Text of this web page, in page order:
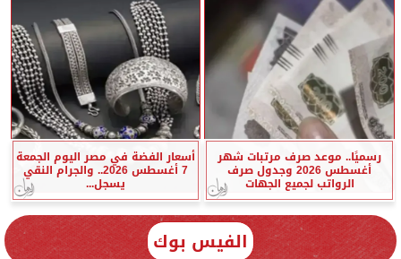
رسميًا.. موعد صرف مرتبات شهر
أغسطس 2026 وجدول صرف
الرواتب لجميع الجهات
أسعار الفضة في مصر اليوم الجمعة
7 أغسطس 2026.. والجرام النقي
يسجل...
الفيس بوك